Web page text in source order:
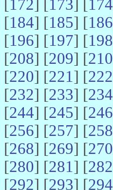
[172] [173] [174
[184] [185] [186
[196] [197] [198
[208] [209] [210
[220] [221] [222
[232] [233] [234
[244] [245] [246
[256] [257] [258
[268] [269] [270
[280] [281] [282
[292] [293] [294